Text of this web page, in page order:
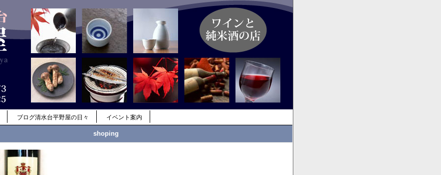
ブログ清水台平野屋の日々 イベント案内
shoping